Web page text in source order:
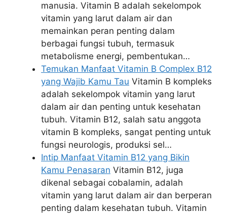
manusia. Vitamin B adalah sekelompok
vitamin yang larut dalam air dan
memainkan peran penting dalam
berbagai fungsi tubuh, termasuk
metabolisme energi, pembentukan…
Temukan Manfaat Vitamin B Complex B12
yang Wajib Kamu Tau Vitamin B kompleks
adalah sekelompok vitamin yang larut
dalam air dan penting untuk kesehatan
tubuh. Vitamin B12, salah satu anggota
vitamin B kompleks, sangat penting untuk
fungsi neurologis, produksi sel…
Intip Manfaat Vitamin B12 yang Bikin
Kamu Penasaran Vitamin B12, juga
dikenal sebagai cobalamin, adalah
vitamin yang larut dalam air dan berperan
penting dalam kesehatan tubuh. Vitamin